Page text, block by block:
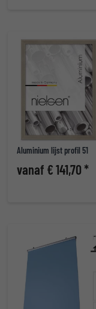
Aluminium lijst profil 51
vanaf € 141,70 *